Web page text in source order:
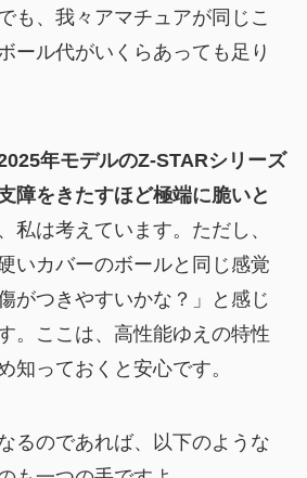
も、我々アマチュアが同じこ
ール代がいくらあっても足り
年モデルのZ-STARシリーズ
障をきたすほど極端に脆いと
私は考えています。ただし、
いカバーのボールと同じ感覚
がつきやすいかな？」と感じ
。ここは、高性能ゆえの特性
知っておくと安心です。
るのであれば、以下のような